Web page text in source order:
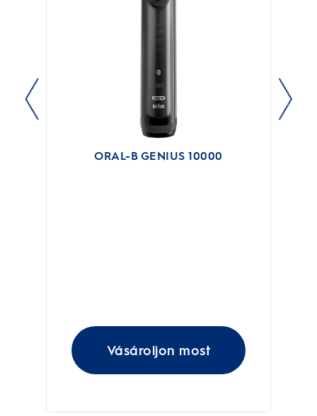
ORAL-B GENIUS 10000
Vásároljon most